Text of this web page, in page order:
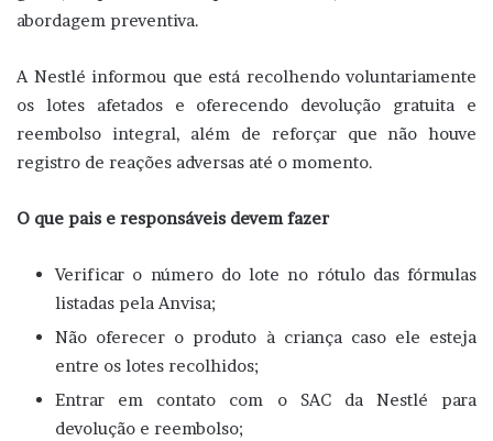
abordagem preventiva.
A Nestlé informou que está recolhendo voluntariamente
os lotes afetados e oferecendo devolução gratuita e
reembolso integral, além de reforçar que não houve
registro de reações adversas até o momento.
O que pais e responsáveis devem fazer
Verificar o número do lote no rótulo das fórmulas
listadas pela Anvisa;
Não oferecer o produto à criança caso ele esteja
entre os lotes recolhidos;
Entrar em contato com o SAC da Nestlé para
devolução e reembolso;